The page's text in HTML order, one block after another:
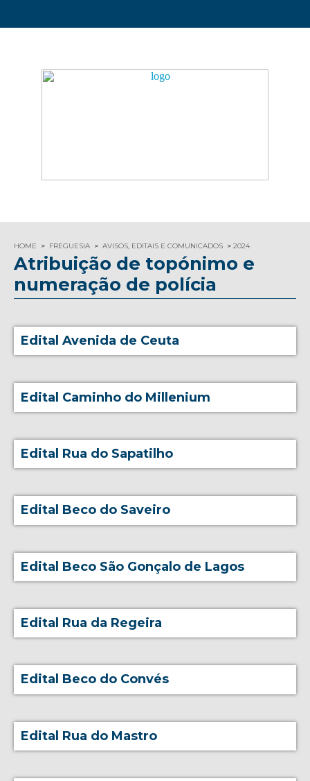
HOME FREGUESIA AVISOS, EDITAIS E COMUNICADOS 2024
Atribuição de topónimo e
numeração de polícia
Edital Avenida de Ceuta
Edital Caminho do Millenium
Edital Rua do Sapatilho
Edital Beco do Saveiro
Edital Beco São Gonçalo de Lagos
Edital Rua da Regeira
Edital Beco do Convés
Edital Rua do Mastro